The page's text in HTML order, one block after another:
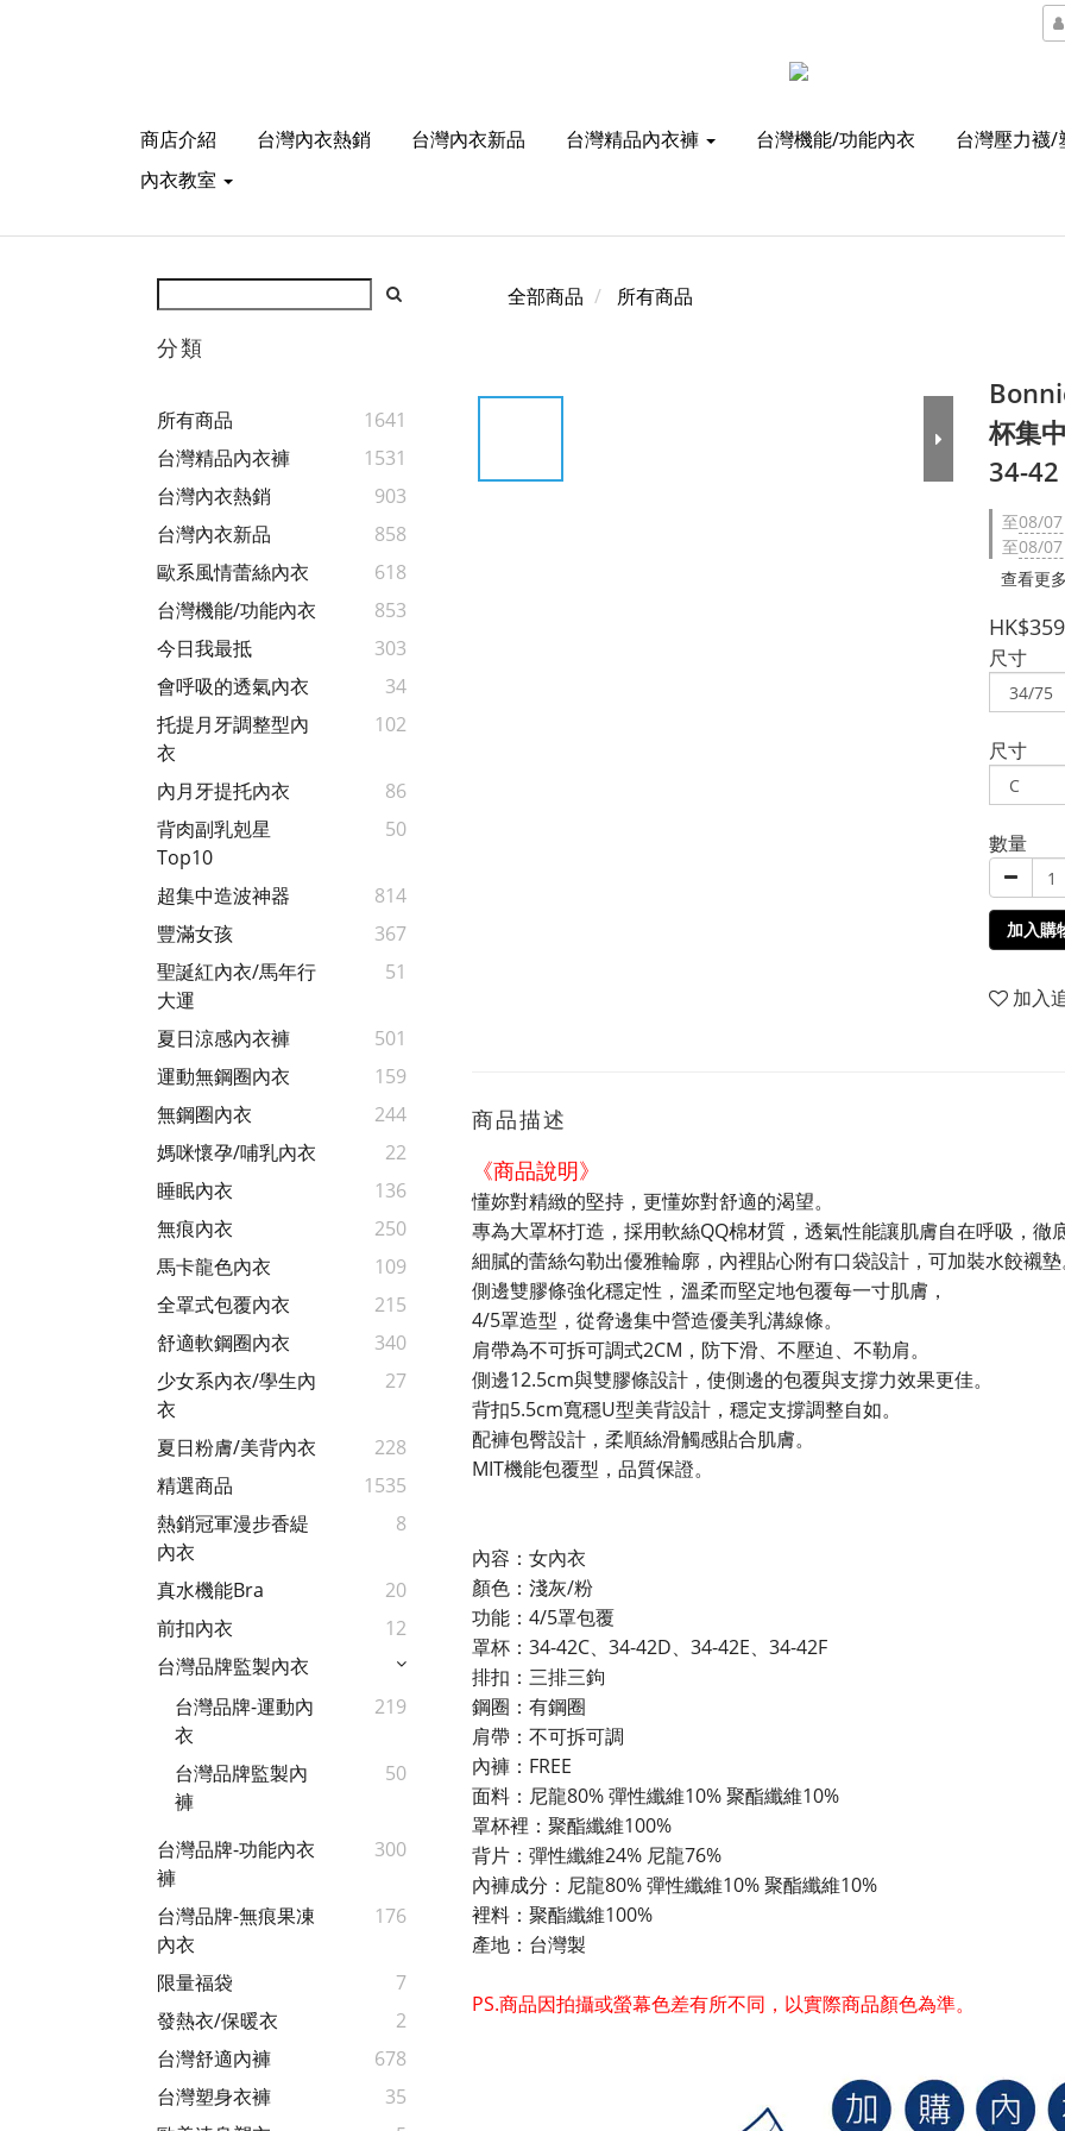
商店介紹 台灣內衣熱銷 台灣內衣新品 台灣精品內衣褲 台灣機能/功能內衣 台灣壓力襪/
內衣教室
分類
所有商品
1641
台灣精品內衣褲
1531
台灣內衣熱銷
903
台灣內衣新品
858
歐系風情蕾絲內衣
618
台灣機能/功能內衣
853
今日我最抵
303
會呼吸的透氣內衣
34
托提月牙調整型內
衣
102
內月牙提托內衣
86
背肉副乳剋星
Top10
50
超集中造波神器
814
豐滿女孩
367
聖誕紅內衣/馬年行
大運
51
夏日涼感內衣褲
501
運動無鋼圈內衣
159
無鋼圈內衣
244
媽咪懷孕/哺乳內衣
22
睡眠內衣
136
無痕內衣
250
馬卡龍色內衣
109
全罩式包覆內衣
215
舒適軟鋼圈內衣
340
少女系內衣/學生內
衣
27
夏日粉膚/美背內衣
228
精選商品
1535
熱銷冠軍漫步香緹
內衣
8
真水機能Bra
20
前扣內衣
12
台灣品牌監製內衣
台灣品牌-運動內
衣
219
台灣品牌監製內
褲
50
台灣品牌-功能內衣
褲
300
台灣品牌-無痕果凍
內衣
176
限量福袋
7
發熱衣/保暖衣
2
台灣舒適內褲
678
台灣塑身衣褲
35
全部商品 所有商品
杯集
34-42
至08/
至08/
查看更多
尺寸
尺寸
數量
加入購
加入
商品描述
《商品說明》
懂妳對精緻的堅持，更懂妳對舒適的渴望。
專為大罩杯打造，採用軟絲QQ棉材質，透氣性能讓肌膚自在呼吸，徹
細膩的蕾絲勾勒出優雅輪廓，內裡貼心附有口袋設計，可加裝水餃襯墊
側邊雙膠條強化穩定性，溫柔而堅定地包覆每一寸肌膚，
4/5罩造型，從脅邊集中營造優美乳溝線條。
肩帶為不可拆可調式2CM，防下滑、不壓迫、不勒肩。
側邊12.5cm與雙膠條設計，使側邊的包覆與支撐力效果更佳。
背扣5.5cm寬穩U型美背設計，穩定支撐調整自如。
配褲包臀設計，柔順絲滑觸感貼合肌膚。
MIT機能包覆型，品質保證。
內容：女內衣
顏色：淺灰/粉
功能：4/5罩包覆
罩杯：34-42C、34-42D、34-42E、34-42F
排扣：三排三鉤
鋼圈：有鋼圈
肩帶：不可拆可調
內褲：FREE
面料：尼龍80% 彈性纖維10% 聚酯纖維10%
罩杯裡：聚酯纖維100%
背片：彈性纖維24% 尼龍76%
內褲成分：尼龍80% 彈性纖維10% 聚酯纖維10%
裡料：聚酯纖維100%
產地：台灣製
PS.商品因拍攝或螢幕色差有所不同，以實際商品顏色為準。